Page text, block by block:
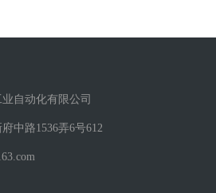
自动化有限公司
中路1536弄6号612